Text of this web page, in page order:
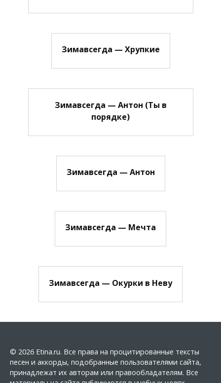
Зимавсегда — Хрупкие
Зимавсегда — Антон (Ты в
порядке)
Зимавсегда — Антон
Зимавсегда — Мечта
Зимавсегда — Окурки в Неву
© 2026 Etina.ru. Все права на процитированные тексты
песен и аккорды, подобранные пользователями сайта,
принадлежат их авторам или правообладателям. Все